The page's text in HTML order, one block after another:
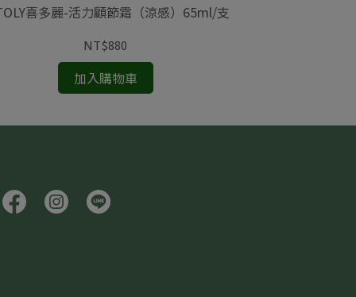
喜多麗-活力顧節霜（涼感）65ml/支
NT$880
加入購物車